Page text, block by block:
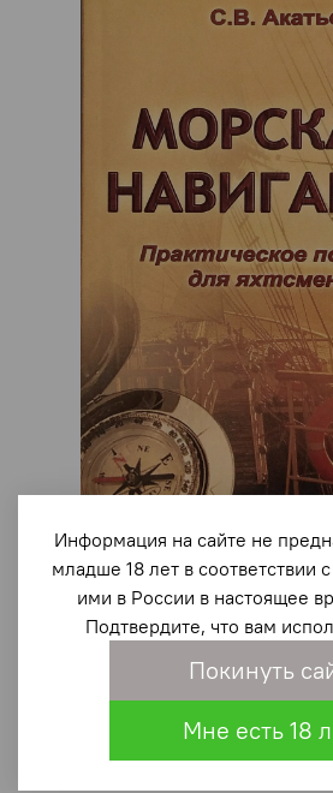
Морская навигация.
яхтсменов
1 400 ₽
Информация на сайте не
младше 18 лет в
ими в России в настоящее
Подтвердите, что вам
Покинуть
Мне есть 18